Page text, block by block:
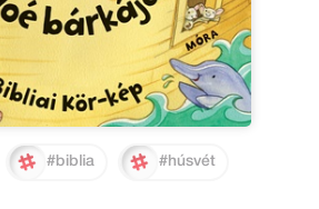
#biblia #húsvét